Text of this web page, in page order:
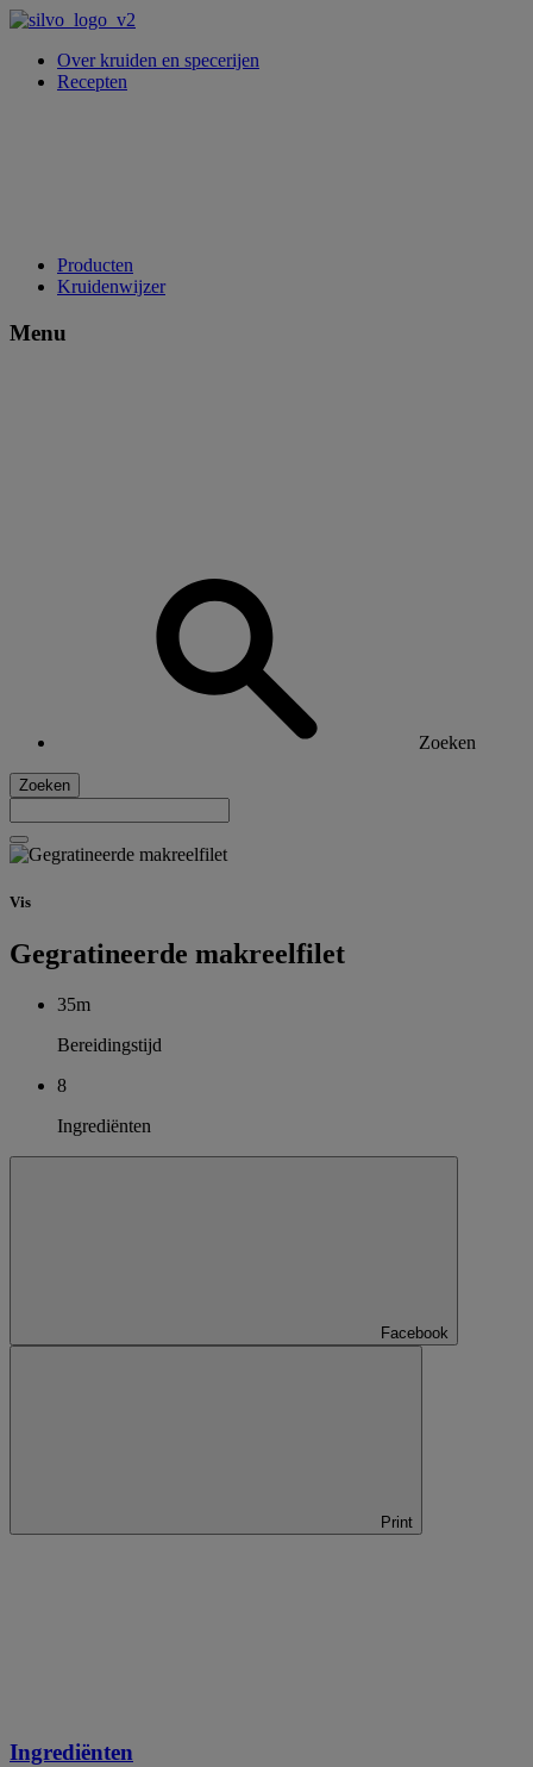
Over kruiden en specerijen
Recepten
Producten
Kruidenwijzer
Menu
Zoeken
Zoeken
Vis
Gegratineerde makreelfilet
35m
Bereidingstijd
8
Ingrediënten
Facebook
Print
Ingrediënten